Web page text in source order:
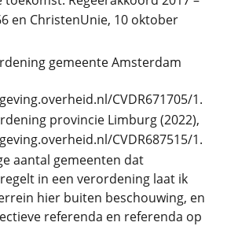
en ChristenUnie, 10 oktober
gemeente Amsterdam
CVDR671705/1.
provincie Limburg (2022),
CVDR687515/1.
aantal gemeenten dat
in een verordening laat ik
hier buiten beschouwing, en
referenda en referenda op